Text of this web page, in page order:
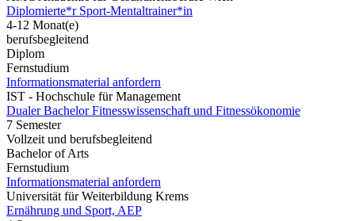
Diplomierte*r Sport-Mentaltrainer*in
4-12 Monat(e)
berufsbegleitend
Diplom
Fernstudium
Informationsmaterial anfordern
IST - Hochschule für Management
Dualer Bachelor Fitnesswissenschaft und Fitnessökonomie
7 Semester
Vollzeit und berufsbegleitend
Bachelor of Arts
Fernstudium
Informationsmaterial anfordern
Universität für Weiterbildung Krems
Ernährung und Sport, AEP